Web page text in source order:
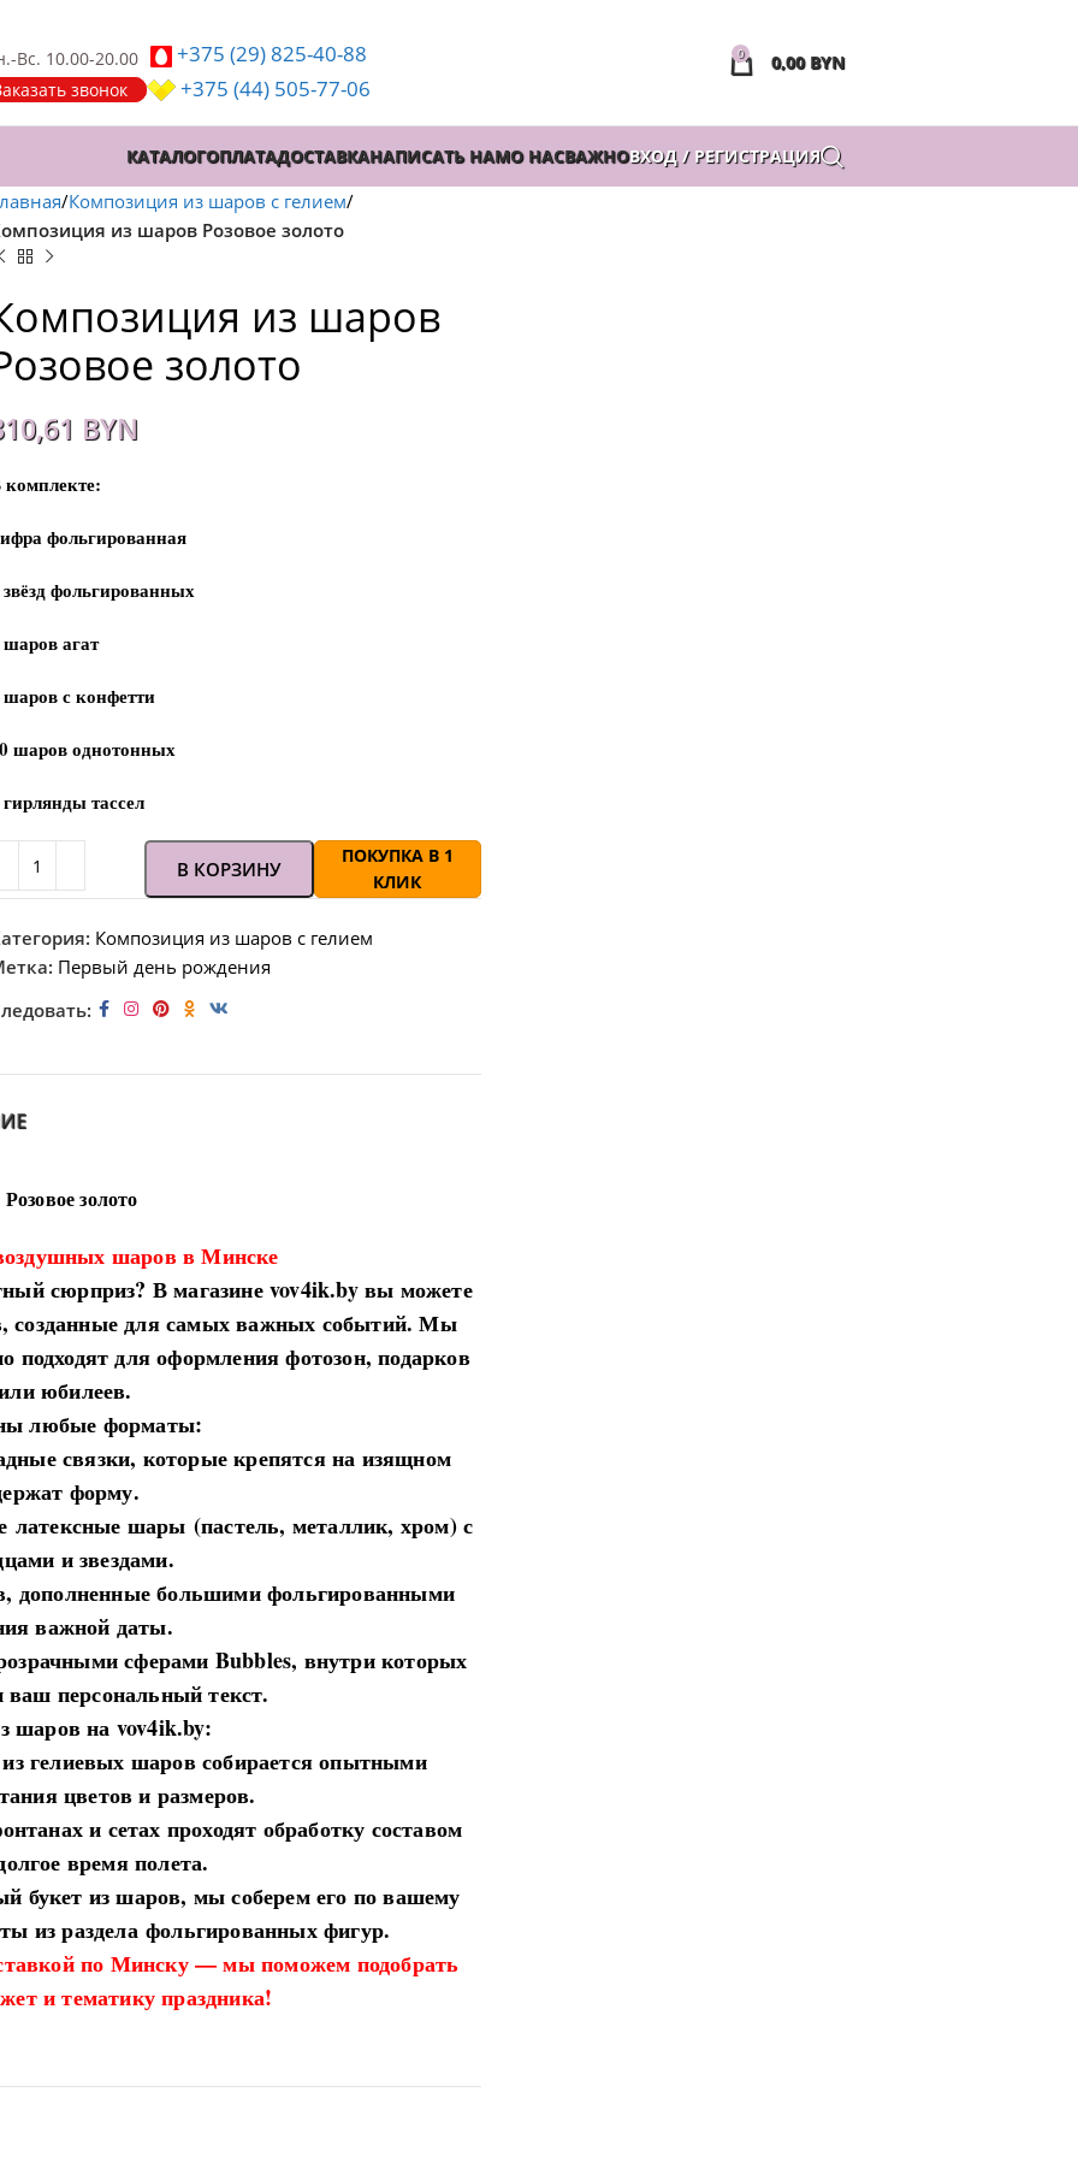
Вс. 10.00-20.00
звонок
+375 (29) 825-40-88
+375 (44) 505-77-06
0 0,00 BYN
КАТАЛОГОПЛАТАДОСТАВКАНАПИСАТЬ НАМО НАСВАЖНОВХОД / РЕГИСТРАЦИЯ
Композиция из шаров с гелием
из шаров Розовое золото
из шаров
золото
BYN
фольгированная
фольгированных
агат
с конфетти
шаров однотонных
тассел
В КОРЗИНУ
ПОКУПКА В 1
КЛИК
Композиция из шаров с гелием
Первый день рождения
золото
шаров в Минске
сюрприз? В магазине vov4ik.by вы можете
созданные для самых важных событий. Мы
для оформления фотозон, подарков
юбилеев.
любые форматы:
связки, которые крепятся на изящном
форму.
латексные шары (пастель, металлик, хром) с
и звездами.
дополненные большими фольгированными
важной даты.
сферами Bubbles, внутри которых
персональный текст.
шаров на vov4ik.by:
гелиевых шаров собирается опытными
цветов и размеров.
и сетах проходят обработку составом
время полета.
букет из шаров, мы соберем его по вашему
из разделафольгированных фигур.
по Минску — мы поможем подобрать
и тематику праздника!